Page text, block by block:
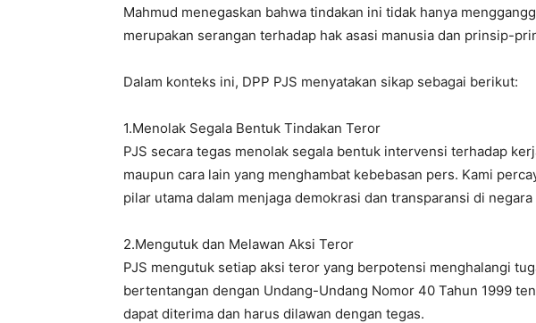
Mahmud menegaskan bahwa tindakan ini tidak hanya
merupakan serangan terhadap hak asasi manusia dan prinsip-
Dalam konteks ini, DPP PJS menyatakan sikap sebagai berikut:
1.Menolak Segala Bentuk Tindakan Teror
PJS secara tegas menolak segala bentuk intervensi terhadap
maupun cara lain yang menghambat kebebasan pers. Kami
pilar utama dalam menjaga demokrasi dan transparansi di negara
2.Mengutuk dan Melawan Aksi Teror
PJS mengutuk setiap aksi teror yang berpotensi menghalangi
bertentangan dengan Undang-Undang Nomor 40 Tahun 1999
dapat diterima dan harus dilawan dengan tegas.